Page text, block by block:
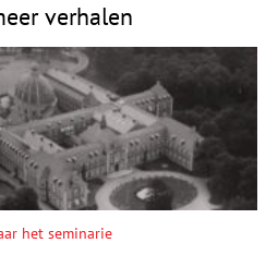
verhalen
het seminarie